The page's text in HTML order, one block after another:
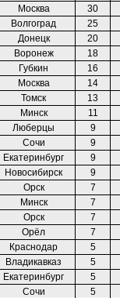
Москва
30
Волгоград
25
Донецк
20
Воронеж
18
Губкин
16
Москва
14
Томск
13
Минск
11
Люберцы
9
Сочи
9
Екатеринбург
9
Новосибирск
9
Орск
7
Минск
7
Орск
7
Орёл
7
Краснодар
5
Владикавказ
5
Екатеринбург
5
Сочи
5